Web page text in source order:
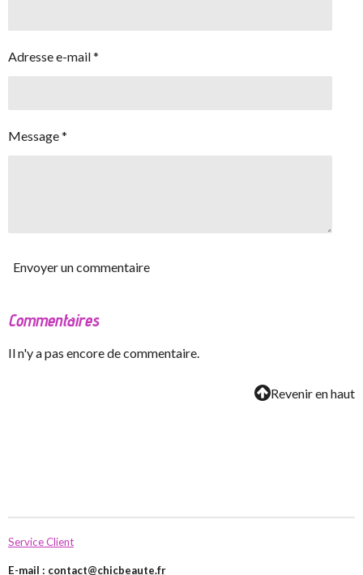
Adresse e-mail *
Message *
Envoyer un commentaire
Commentaires
Il n'y a pas encore de commentaire.
Revenir en haut
Service Client
E-mail : contact@chicbeaute.fr